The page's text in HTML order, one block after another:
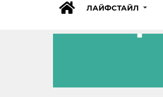
ЛАЙФСТАЙЛ